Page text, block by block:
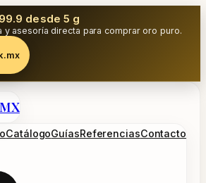
desde 5 g
y asesoría directa para comprar oro puro.
CatálogoGuíasReferenciasContacto